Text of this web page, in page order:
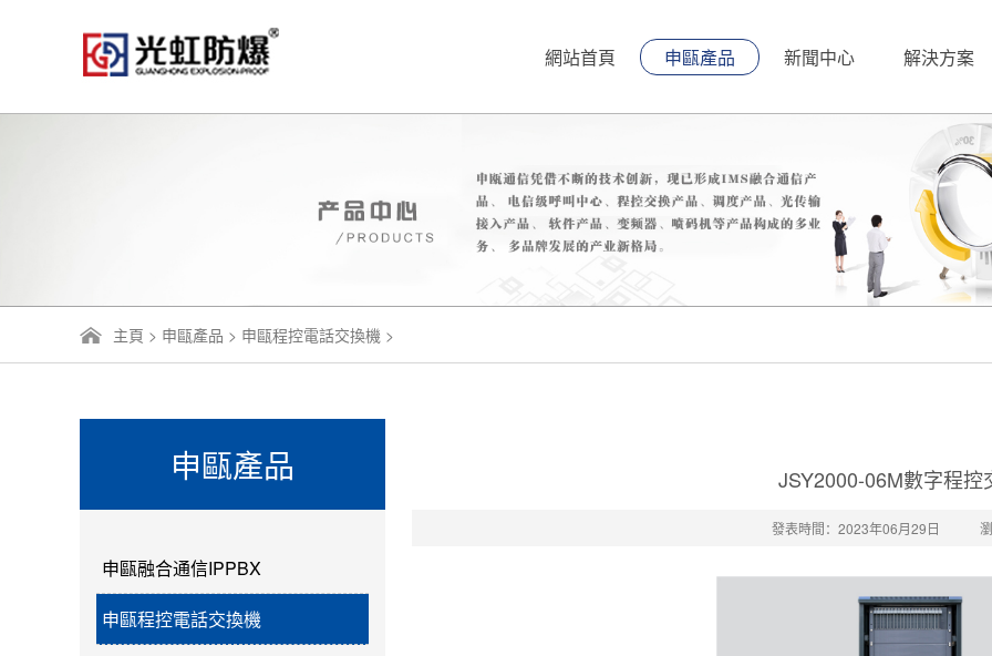
網站首頁 申甌產品 新聞中心 解決方案
主頁 > 申甌產品 > 申甌程控電話交換機 >
申甌產品
申甌融合通信IPPBX
申甌程控電話交換機
JSY2000-06M數字程控
發表時間：2023年06月29日